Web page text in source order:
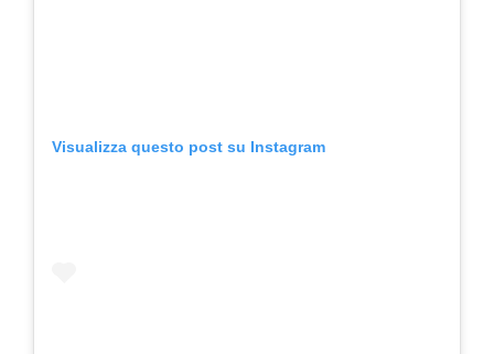
Visualizza questo post su Instagram